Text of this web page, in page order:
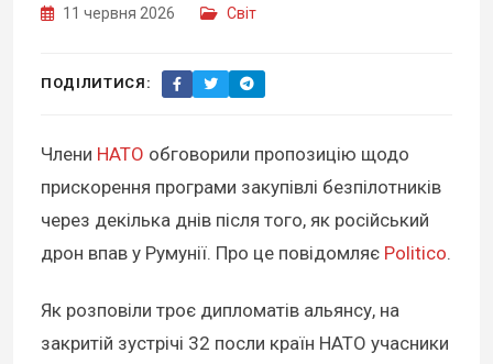
11 червня 2026 Світ
ПОДІЛИТИСЯ:
Члени НАТО обговорили пропозицію щодо
прискорення програми закупівлі безпілотників
через декілька днів після того, як російський
дрон впав у Румунії. Про це повідомляє Politico.
Як розповіли троє дипломатів альянсу, на
закритій зустрічі 32 посли країн НАТО учасники